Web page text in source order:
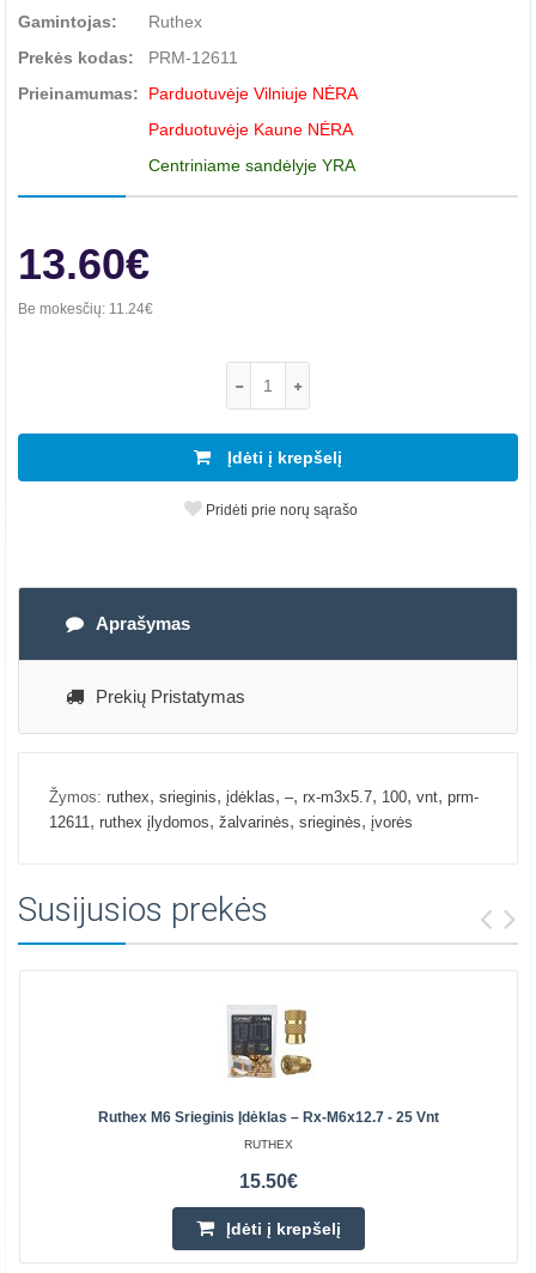
Gamintojas:
Ruthex
Prekės kodas:
PRM-12611
Prieinamumas:
Parduotuvėje Vilniuje NĖRA
Parduotuvėje Kaune NĖRA
Centriniame sandėlyje YRA
13.60€
Be mokesčių: 11.24€
Įdėti į krepšelį
Pridėti prie norų sąrašo
Aprašymas
Prekių Pristatymas
Žymos: ruthex, srieginis, įdėklas, –, rx-m3x5.7, 100, vnt, prm-
12611, ruthex įlydomos, žalvarinės, srieginės, įvorės
Susijusios prekės
Ruthex M6 Srieginis Įdėklas – Rx-M6x12.7 - 25 Vnt
RUTHEX
15.50€
Įdėti į krepšelį